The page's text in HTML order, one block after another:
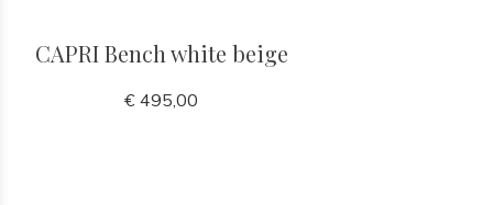
CAPRI Bench white beige
€ 495,00